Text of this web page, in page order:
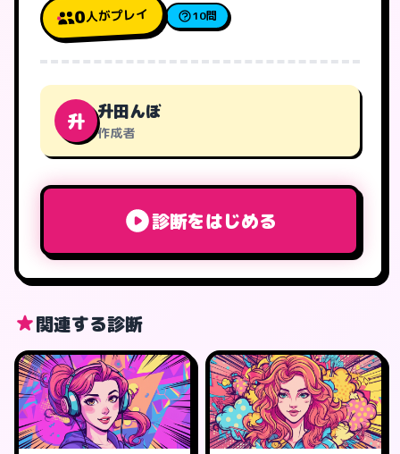
0人がプレイ 10問
升 升田んぼ
作成者
診断をはじめる
関連する診断